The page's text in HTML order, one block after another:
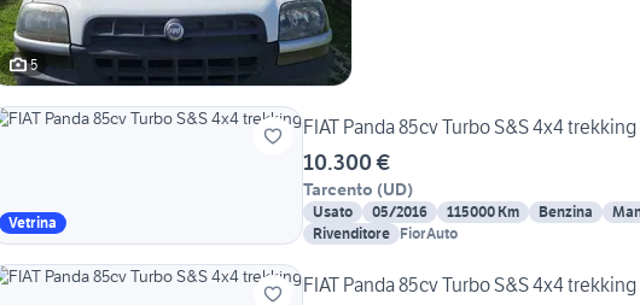
5
Vetrina
FIAT Panda 85cv Turbo S&S 4x4 trekking
10.300 €
Tarcento (UD)
Usato 05/2016 115000 Km Benzina
Rivenditore FiorAuto
FIAT Panda 85cv Turbo S&S 4x4 trekking